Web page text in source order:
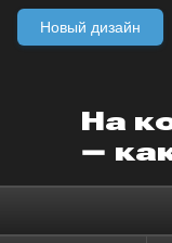
Новый дизайн